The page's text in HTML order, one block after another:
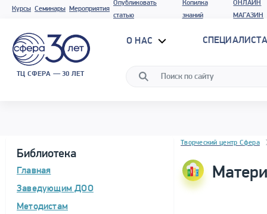
Курсы Семинары Мероприятия
Опубликовать
статью
Копилка
знаний
ОНЛАЙН
МАГАЗИН
ТЦ СФЕРА — 30 ЛЕТ
О НАС
Библиотека
Главная
Заведующим ДОО
Методистам
Блок новостей
Творческий центр Сфера